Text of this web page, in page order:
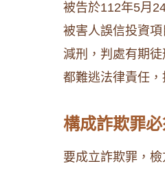
被告於112年5月
被害人誤信投資
減刑，判處有期
都難逃法律責任
構成詐欺罪
要成立詐欺罪，